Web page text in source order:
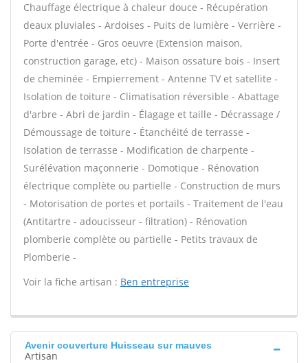
Chauffage électrique à chaleur douce - Récupération
deaux pluviales - Ardoises - Puits de lumière - Verrière -
Porte d'entrée - Gros oeuvre (Extension maison,
construction garage, etc) - Maison ossature bois - Insert
de cheminée - Empierrement - Antenne TV et satellite -
Isolation de toiture - Climatisation réversible - Abattage
d'arbre - Abri de jardin - Élagage et taille - Décrassage /
Démoussage de toiture - Étanchéité de terrasse -
Isolation de terrasse - Modification de charpente -
Surélévation maçonnerie - Domotique - Rénovation
électrique complète ou partielle - Construction de murs
- Motorisation de portes et portails - Traitement de l'eau
(Antitartre - adoucisseur - filtration) - Rénovation
plomberie complète ou partielle - Petits travaux de
Plomberie -
Voir la fiche artisan : Ben entreprise
Avenir couverture Huisseau sur mauves
Artisan